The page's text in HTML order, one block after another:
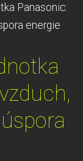
Panasonic:
energie